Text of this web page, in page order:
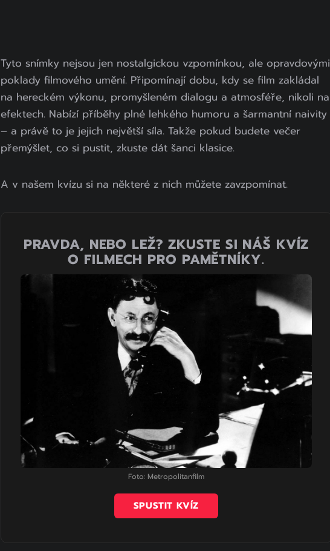
Tyto snímky nejsou jen nostalgickou vzpomínkou, ale opravdovými
poklady filmového umění. Připomínají dobu, kdy se film zakládal
na hereckém výkonu, promyšleném dialogu a atmosféře, nikoli na
efektech. Nabízí příběhy plné lehkého humoru a šarmantní naivity
– a právě to je jejich největší síla. Takže pokud budete večer
přemýšlet, co si pustit, zkuste dát šanci klasice.
A v našem kvízu si na některé z nich můžete zavzpomínat.
PRAVDA, NEBO LEŽ? ZKUSTE SI NÁŠ KVÍZ
O FILMECH PRO PAMĚTNÍKY.
Foto: Metropolitanfilm
SPUSTIT KVÍZ